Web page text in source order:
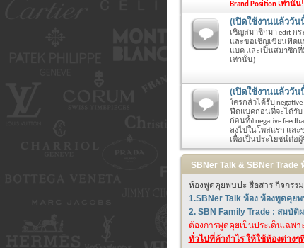
Brand Position เท่านั้น
(เปิดใช้งานแล้ววัน
เชิญสมาชิกมา edit ก
และขอเชิญเขียนฟีดแ
แบค และเป็นสมาชิก
เท่านั้น)
(เปิดใช้งานแล้ววัน
ใครกลัวได้รับ
ฟีดแบคก่อนที่จะได้รับ
ก่อนทิ้ง negative
ลงไปในโพสแรก และ
เพื่อเป็นประโยชน์ต่อ
SBNer Talk & SBNer Trade
ห้องพูดคุยพบปะ สื่อสาร กิจกรร
1.SBNer Talk ห้อง ห้องพูดคุย
2. SBN Family Trade : สมบั
ต้องการพูดคุยเป็นประเด็นเฉพ
ทั่วไปที่ค้ากำไร ให้ใช้ห้องต่าง